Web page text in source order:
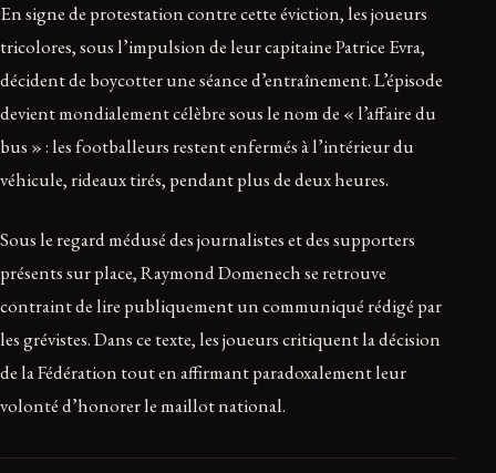
En signe de protestation contre cette éviction, les joueurs
tricolores, sous l’impulsion de leur capitaine Patrice Evra,
décident de boycotter une séance d’entraînement. L’épisode
devient mondialement célèbre sous le nom de « l’affaire du
bus » : les footballeurs restent enfermés à l’intérieur du
véhicule, rideaux tirés, pendant plus de deux heures.
Sous le regard médusé des journalistes et des supporters
présents sur place, Raymond Domenech se retrouve
contraint de lire publiquement un communiqué rédigé par
les grévistes. Dans ce texte, les joueurs critiquent la décision
de la Fédération tout en affirmant paradoxalement leur
volonté d’honorer le maillot national.